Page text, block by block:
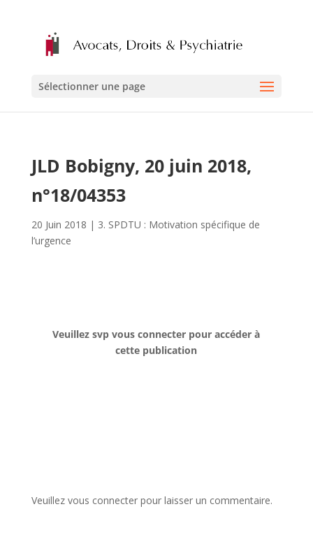
Sélectionner une page
JLD Bobigny, 20 juin 2018,
n°18/04353
20 Juin 2018 | 3. SPDTU : Motivation spécifique de
l’urgence
Veuillez svp vous connecter pour accéder à
cette publication
Veuillez vous connecter pour laisser un commentaire.